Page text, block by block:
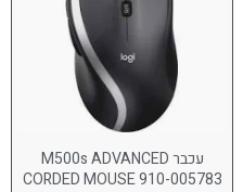
עכבר M500s ADVANCED
CORDED MOUSE 910-005783